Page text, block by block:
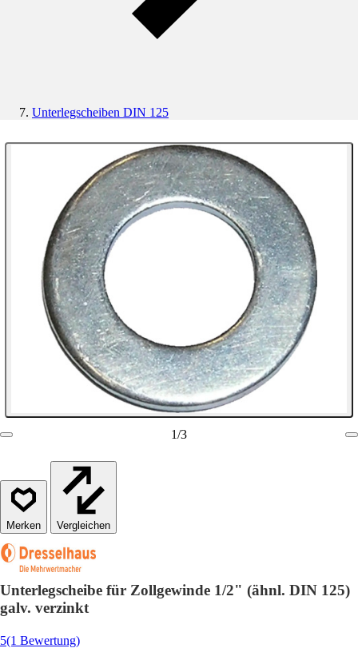
Unterlegscheiben DIN 125
1/3
Vergleichen
Unterlegscheibe für Zollgewinde 1/2" (ähnl. DIN 125)
galv. verzinkt
5(1 Bewertung)